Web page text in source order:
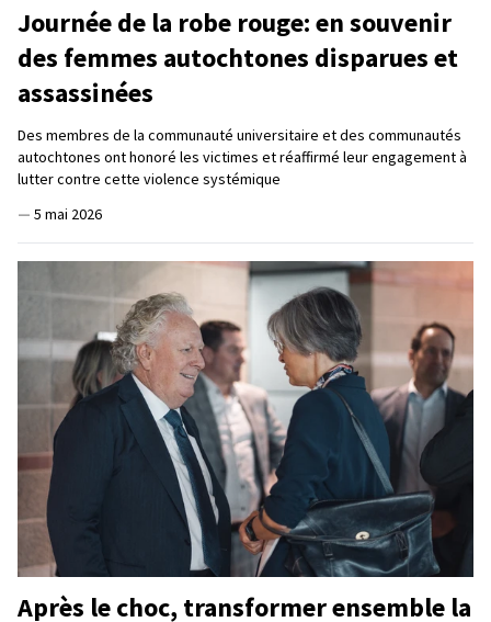
Journée de la robe rouge: en souvenir
des femmes autochtones disparues et
assassinées
Des membres de la communauté universitaire et des communautés
autochtones ont honoré les victimes et réaffirmé leur engagement à
lutter contre cette violence systémique
— 5 mai 2026
Après le choc, transformer ensemble la